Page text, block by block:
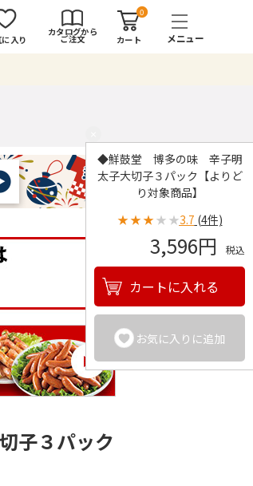
に入り
カタログから
ご注文
0
カート
◆鮮鼓堂 博多の味 辛子明
太子大切子３パック【よりど
り対象商品】
★★★★ ★3.7 (4件)
3,596円 税込
カートに入れる
お気に入りに追加
子３パック